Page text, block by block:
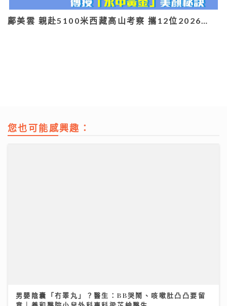
鄺美雲 親赴5100米西藏高山考察 攜12位2026…
您也可能感興趣：
男嬰陰囊「冇睪丸」？醫生：BB哭鬧、咳嗽肚凸凸要留